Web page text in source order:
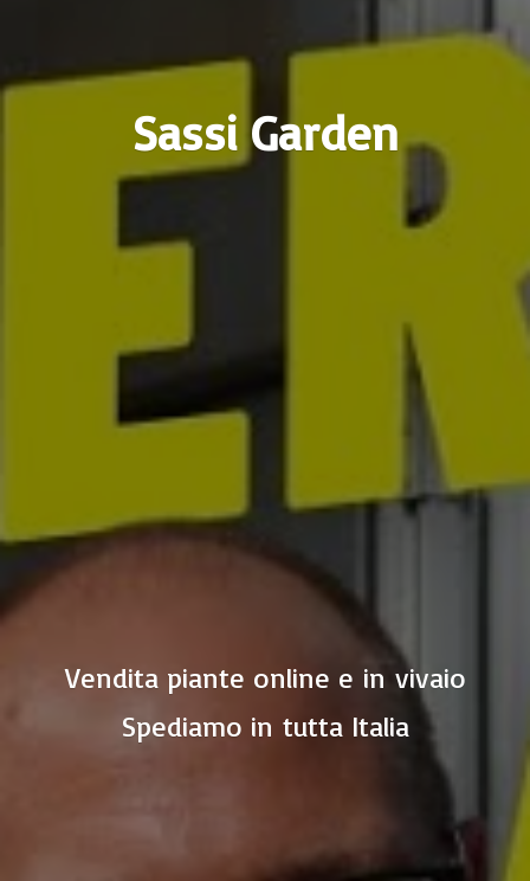
Sassi Garden
Vendita piante online e in vivaio
Spediamo in tutta Italia